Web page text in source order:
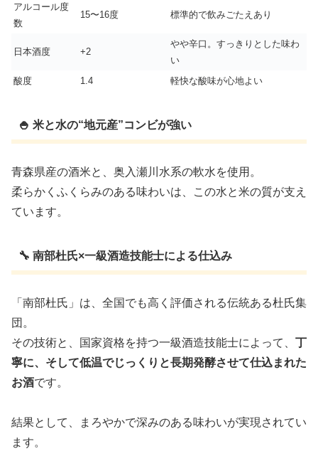
アルコール度
数
15〜16度 標準的で飲みごたえあり
日本酒度 +2
やや辛口。すっきりとした味わ
い
酸度
1.4 軽快な酸味が心地よい
🍚 米と水の“地元産”コンビが強い
青森県産の酒米と、奥入瀬川水系の軟水を使用。
柔らかくふくらみのある味わいは、この水と米の質が支え
ています。
🔧 南部杜氏×一級酒造技能士による仕込み
「南部杜氏」は、全国でも高く評価される伝統ある杜氏集
団。
その技術と、国家資格を持つ一級酒造技能士によって、 丁
寧に、そして低温でじっくりと長期発酵させて仕込まれた
お酒です。
結果として、まろやかで深みのある味わいが実現されてい
ます。